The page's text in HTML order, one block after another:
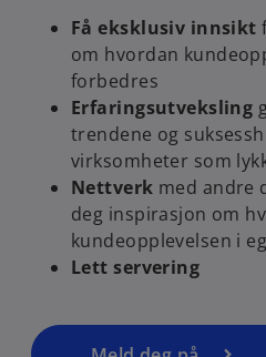
Få eksklusiv innsikt
om hvordan
forbedres
Erfaringsutveksling
trendene og
virksomheter som
Nettverk med andre
deg inspirasjon om
kundeopplevelsen i
Lett servering
o
p
e
n
n